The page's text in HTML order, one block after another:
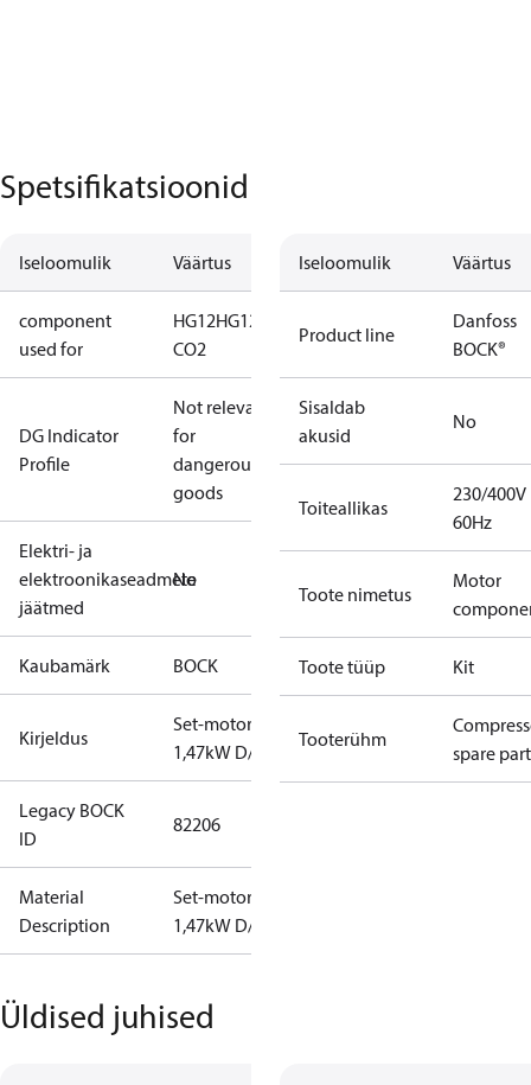
Spetsifikatsioonid
Iseloomulik Väärtus
component
used for
HG12HG12
CO2
DG Indicator
Profile
Not relevant
for
dangerous
goods
Elektri- ja
elektroonikaseadmete
jäätmed
No
Kaubamärk BOCK
Kirjeldus
Set-motor
1,47kW D/S
Legacy BOCK
ID
82206
Material
Description
Set-motor
1,47kW D/S
Iseloomulik Väärtus
Product line
Danfoss
BOCK®
Sisaldab
akusid
No
Toiteallikas
230/400V
60Hz
Toote nimetus
Motor
Toote tüüp Kit
Tooterühm
spare
Üldised juhised